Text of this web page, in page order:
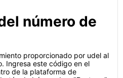
número de
proporcionado por udel al
Ingresa este código en el
de la plataforma de